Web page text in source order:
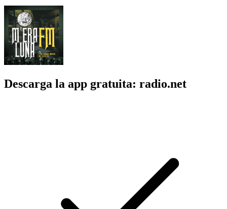
Descarga la app gratuita: radio.net